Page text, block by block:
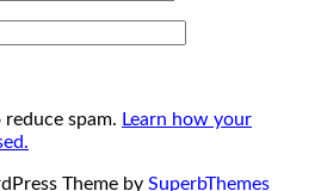
spam. Learn how your
Theme by SuperbThemes